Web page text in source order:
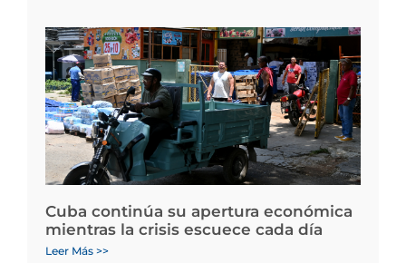
Cuba continúa su apertura económica
mientras la crisis escuece cada día
Leer Más >>